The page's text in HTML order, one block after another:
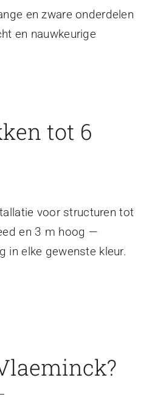
en zware onderdelen
en nauwkeurige
tot 6
voor structuren tot
en 3 m hoog —
in elke gewenste kleur.